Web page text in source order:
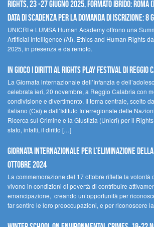
Rights, 23 -27 giugno 2025, Formato Ibrido:
Data di scadenza per la domanda di iscrizione: 8
UNICRI e LUMSA Human Academy offrono una
Artificial Intelligence (AI), Ethics and Human Rights
2025, in presenza e da remoto.
In gioco i diritti al Rights Play Festival di Reggio
La Giornata internazionale dell’Infanzia e
celebrata ieri, 20 novembre, a Reggio Calabria con
condivisione e divertimento. Il tema centrale, scelto
italiano (Csi) e dall’Istituto Interregionale delle
Ricerca sul Crimine e la Giustizia (Unicri) per il
stato, infatti, il diritto […]
Giornata internazionale per l’eliminazione
ottobre 2024
La commemorazione del 17 ottobre riflette la volontà
vivono in condizioni di povertà di contribuire
emancipazione, creando un’opportunità per
far sentire le loro preoccupazioni, e per riconoscere